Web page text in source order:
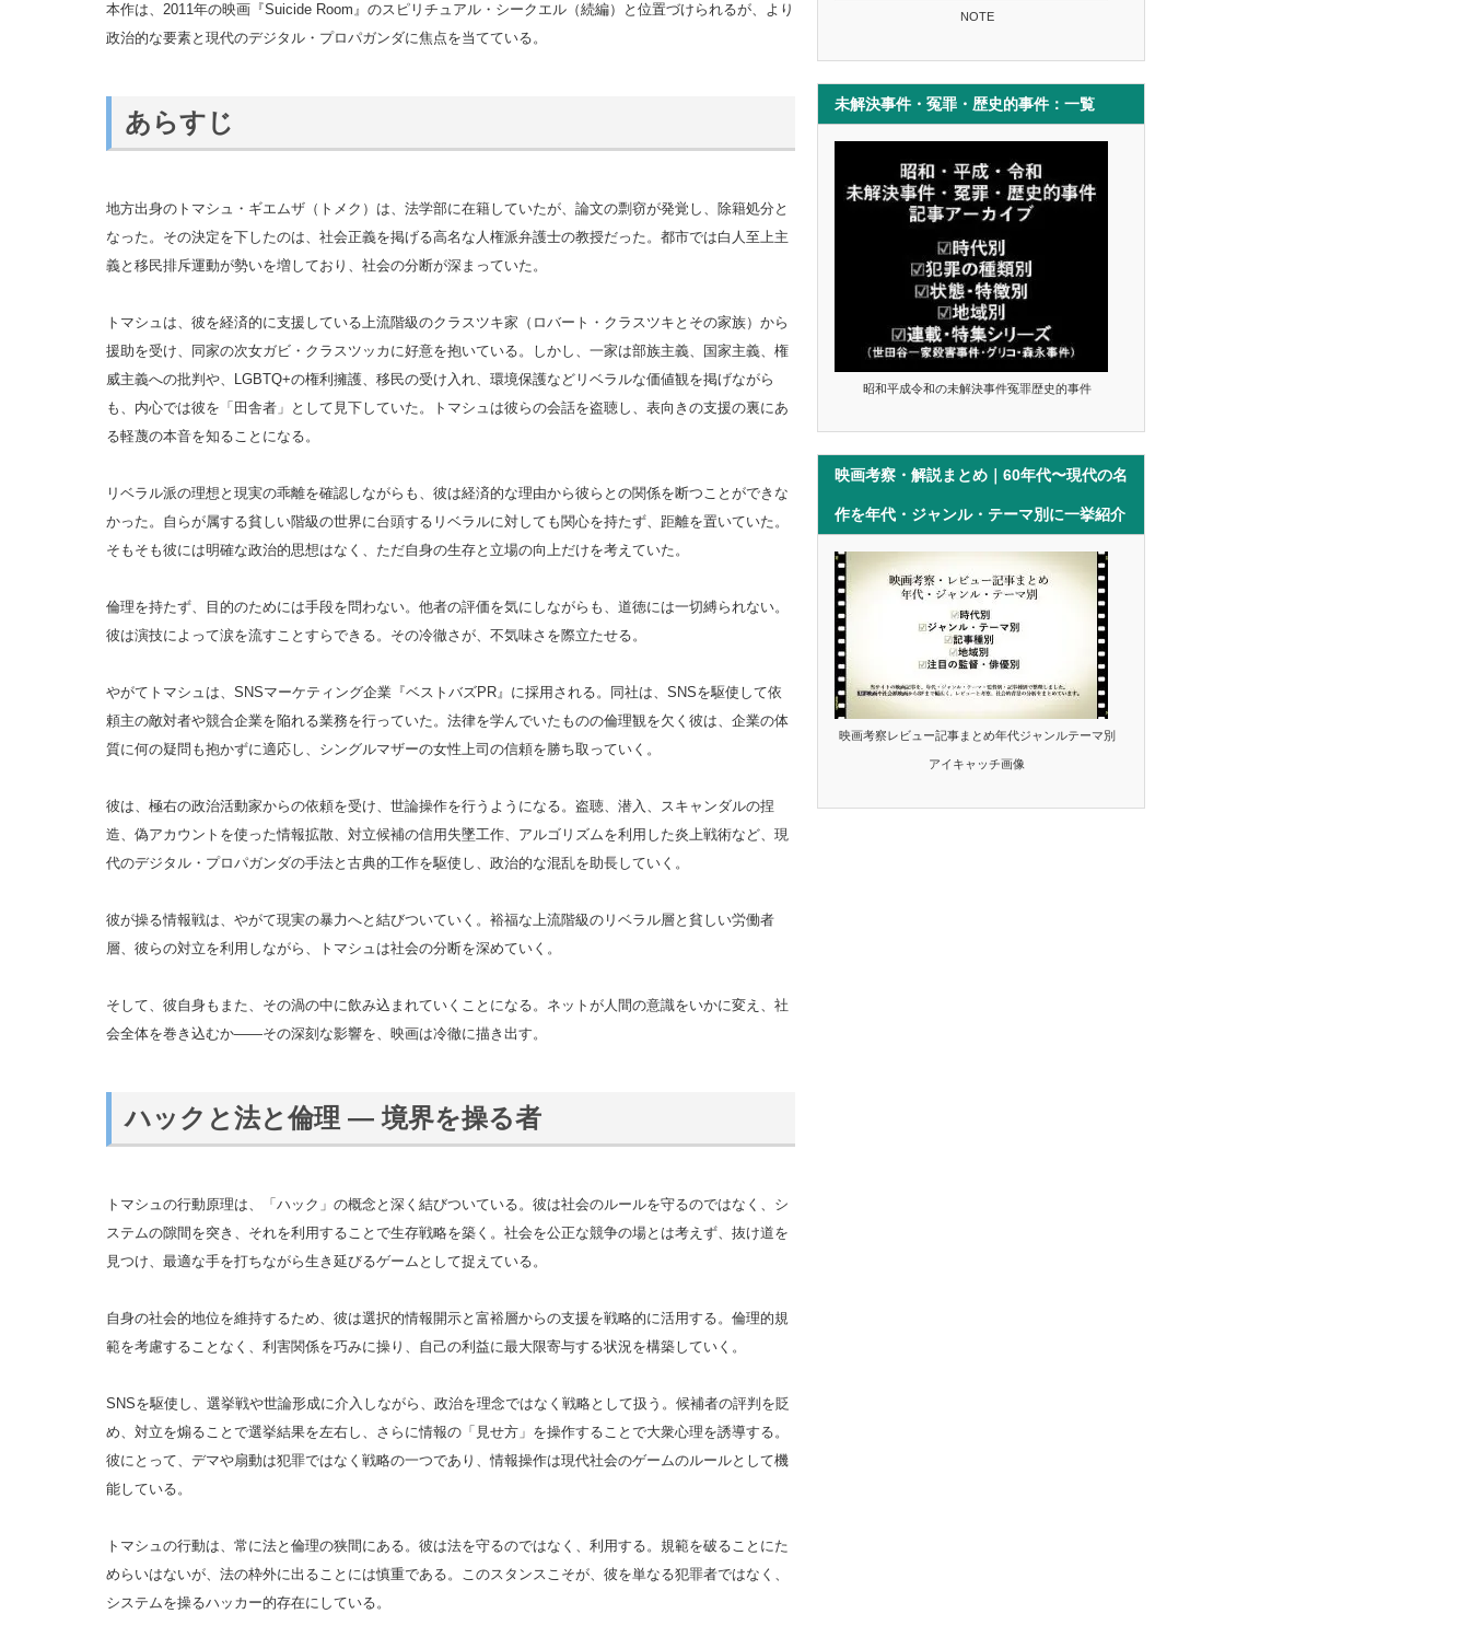
本作は、2011年の映画『Suicide Room』のスピリチュアル・シークエル（続編）と位置づけられるが、より
政治的な要素と現代のデジタル・プロパガンダに焦点を当てている。
あらすじ
地方出身のトマシュ・ギエムザ（トメク）は、法学部に在籍していたが、論文の剽窃が発覚し、除籍処分と
なった。その決定を下したのは、社会正義を掲げる高名な人権派弁護士の教授だった。都市では白人至上主
義と移民排斥運動が勢いを増しており、社会の分断が深まっていた。
トマシュは、彼を経済的に支援している上流階級のクラスツキ家（ロバート・クラスツキとその家族）から
援助を受け、同家の次女ガビ・クラスツッカに好意を抱いている。しかし、一家は部族主義、国家主義、権
威主義への批判や、LGBTQ+の権利擁護、移民の受け入れ、環境保護などリベラルな価値観を掲げながら
も、内心では彼を「田舎者」として見下していた。トマシュは彼らの会話を盗聴し、表向きの支援の裏にあ
る軽蔑の本音を知ることになる。
リベラル派の理想と現実の乖離を確認しながらも、彼は経済的な理由から彼らとの関係を断つことができな
かった。自らが属する貧しい階級の世界に台頭するリベラルに対しても関心を持たず、距離を置いていた。
そもそも彼には明確な政治的思想はなく、ただ自身の生存と立場の向上だけを考えていた。
倫理を持たず、目的のためには手段を問わない。他者の評価を気にしながらも、道徳には一切縛られない。
彼は演技によって涙を流すことすらできる。その冷徹さが、不気味さを際立たせる。
やがてトマシュは、SNSマーケティング企業『ベストバズPR』に採用される。同社は、SNSを駆使して依
頼主の敵対者や競合企業を陥れる業務を行っていた。法律を学んでいたものの倫理観を欠く彼は、企業の体
質に何の疑問も抱かずに適応し、シングルマザーの女性上司の信頼を勝ち取っていく。
彼は、極右の政治活動家からの依頼を受け、世論操作を行うようになる。盗聴、潜入、スキャンダルの捏
造、偽アカウントを使った情報拡散、対立候補の信用失墜工作、アルゴリズムを利用した炎上戦術など、現
代のデジタル・プロパガンダの手法と古典的工作を駆使し、政治的な混乱を助長していく。
彼が操る情報戦は、やがて現実の暴力へと結びついていく。裕福な上流階級のリベラル層と貧しい労働者
層、彼らの対立を利用しながら、トマシュは社会の分断を深めていく。
そして、彼自身もまた、その渦の中に飲み込まれていくことになる。ネットが人間の意識をいかに変え、社
会全体を巻き込むか――その深刻な影響を、映画は冷徹に描き出す。
ハックと法と倫理 ― 境界を操る者
トマシュの行動原理は、「ハック」の概念と深く結びついている。彼は社会のルールを守るのではなく、シ
ステムの隙間を突き、それを利用することで生存戦略を築く。社会を公正な競争の場とは考えず、抜け道を
見つけ、最適な手を打ちながら生き延びるゲームとして捉えている。
自身の社会的地位を維持するため、彼は選択的情報開示と富裕層からの支援を戦略的に活用する。倫理的規
範を考慮することなく、利害関係を巧みに操り、自己の利益に最大限寄与する状況を構築していく。
SNSを駆使し、選挙戦や世論形成に介入しながら、政治を理念ではなく戦略として扱う。候補者の評判を貶
め、対立を煽ることで選挙結果を左右し、さらに情報の「見せ方」を操作することで大衆心理を誘導する。
彼にとって、デマや扇動は犯罪ではなく戦略の一つであり、情報操作は現代社会のゲームのルールとして機
能している。
トマシュの行動は、常に法と倫理の狭間にある。彼は法を守るのではなく、利用する。規範を破ることにた
めらいはないが、法の枠外に出ることには慎重である。このスタンスこそが、彼を単なる犯罪者ではなく、
システムを操るハッカー的存在にしている。
NOTE
未解決事件・冤罪・歴史的事件：一覧
昭和平成令和の未解決事件冤罪歴史的事件
映画考察・解説まとめ｜60年代〜現代の名
作を年代・ジャンル・テーマ別に一挙紹介
映画考察レビュー記事まとめ年代ジャンルテーマ別
アイキャッチ画像